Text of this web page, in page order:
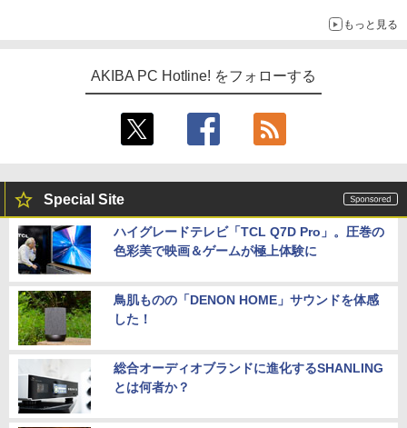
もっと見る
AKIBA PC Hotline! をフォローする
Special Site
ハイグレードテレビ「TCL Q7D Pro」。圧巻の
色彩美で映画＆ゲームが極上体験に
鳥肌ものの「DENON HOME」サウンドを体感
した！
総合オーディオブランドに進化するSHANLING
とは何者か？